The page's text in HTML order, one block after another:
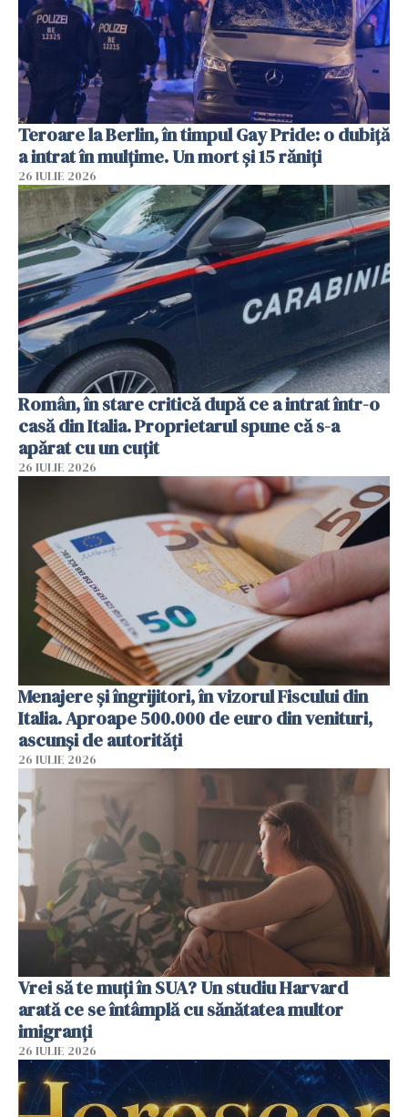
Teroare la Berlin, în timpul Gay Pride: o dubiță
a intrat în mulțime. Un mort și 15 răniți
26 IULIE 2026
Român, în stare critică după ce a intrat într-o
casă din Italia. Proprietarul spune că s-a
apărat cu un cuțit
26 IULIE 2026
Menajere și îngrijitori, în vizorul Fiscului din
Italia. Aproape 500.000 de euro din venituri,
ascunși de autorități
26 IULIE 2026
Vrei să te muți în SUA? Un studiu Harvard
arată ce se întâmplă cu sănătatea multor
imigranți
26 IULIE 2026